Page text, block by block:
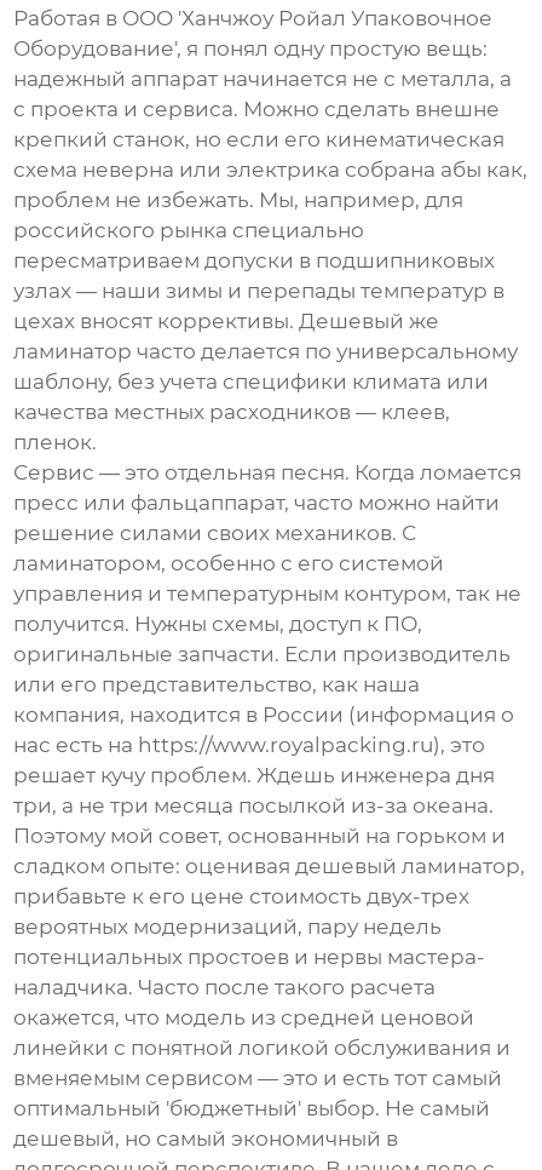
Работая в ООО 'Ханчжоу Ройал Упаковочное
Оборудование', я понял одну простую вещь:
надежный аппарат начинается не с металла, а
с проекта и сервиса. Можно сделать внешне
крепкий станок, но если его кинематическая
схема неверна или электрика собрана абы как,
проблем не избежать. Мы, например, для
российского рынка специально
пересматриваем допуски в подшипниковых
узлах — наши зимы и перепады температур в
цехах вносят коррективы. Дешевый же
ламинатор часто делается по универсальному
шаблону, без учета специфики климата или
качества местных расходников — клеев,
пленок.
Сервис — это отдельная песня. Когда ломается
пресс или фальцаппарат, часто можно найти
решение силами своих механиков. С
ламинатором, особенно с его системой
управления и температурным контуром, так не
получится. Нужны схемы, доступ к ПО,
оригинальные запчасти. Если производитель
или его представительство, как наша
компания, находится в России (информация о
нас есть на https://www.royalpacking.ru), это
решает кучу проблем. Ждешь инженера дня
три, а не три месяца посылкой из-за океана.
Поэтому мой совет, основанный на горьком и
сладком опыте: оцениваядешевый ламинатор,
прибавьте к его цене стоимость двух-трех
вероятных модернизаций, пару недель
потенциальных простоев и нервы мастера-
наладчика. Часто после такого расчета
окажется, что модель из средней ценовой
линейки с понятной логикой обслуживания и
вменяемым сервисом — это и есть тот самый
оптимальный 'бюджетный' выбор. Не самый
дешевый, но самый экономичный в